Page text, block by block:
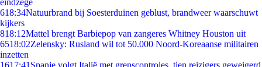
eindzege
618:34Natuurbrand bij Soesterduinen geblust, brandweer waarschuwt
kijkers
818:12Mattel brengt Barbiepop van zangeres Whitney Houston uit
6518:02Zelensky: Rusland wil tot 50.000 Noord-Koreaanse militairen
inzetten
1617:41 Spanje volgt Italië met grenscontroles, tien reizigers geweigerd